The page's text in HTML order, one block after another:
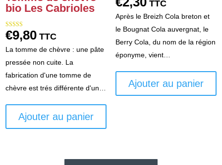
bio Les Cabrioles
Note
5.00
€9,80 TTC
La tomme de chèvre : une pâte
pressée non cuite. La
fabrication d'une tomme de
chèvre est trés différente d'un…
Ajouter au panier
TTC
Après le Breizh Cola breton et
le Bougnat Cola auvergnat, le
Berry Cola, du nom de la région
éponyme, vient…
Ajouter au panier